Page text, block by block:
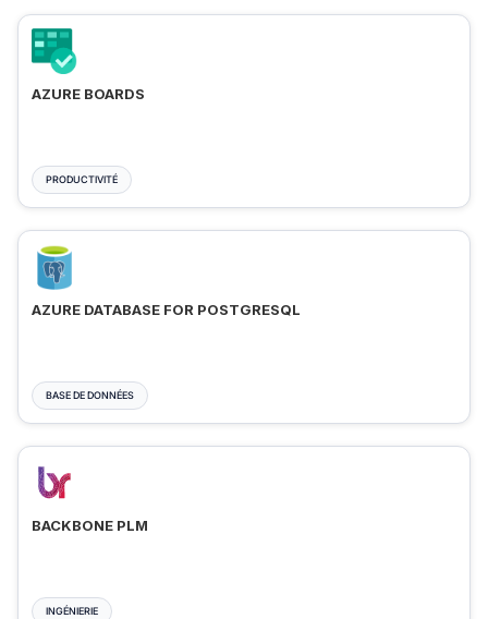
AZURE BOARDS
PRODUCTIVITÉ
AZURE DATABASE FOR POSTGRESQL
BASE DE DONNÉES
BACKBONE PLM
INGÉNIERIE